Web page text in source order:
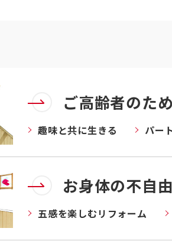
ご高齢者のた
趣味と共に生きる パー
お身体の不自
五感を楽しむリフォーム